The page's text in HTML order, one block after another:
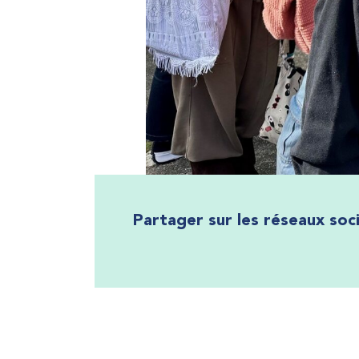
Partager sur les réseaux